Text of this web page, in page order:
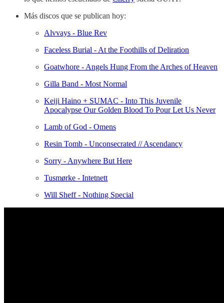
Más discos que se publican hoy:
Alvvays - Blue Rev
Faceless Burial - At the Foothills of Deliration
Goatwhore - Angels Hung From the Arches of Heaven
Gilla Band - Most Normal
Keiji Haino + SUMAC - Into This Juvenile
Apocalypse Our Golden Blood To Pour Let Us Never
Lamb of God - Omens
Resin Tomb - Unconsecrated // Ascendancy
Sorry - Anywhere But Here
Tusmørke - Intetnett
Will Sheff - Nothing Special